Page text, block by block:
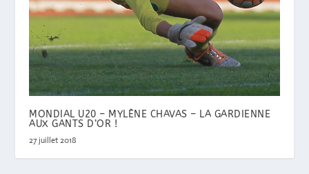
MONDIAL U20 – MYLÈNE CHAVAS – LA GARDIENNE
AUX GANTS D’OR !
27 juillet 2018